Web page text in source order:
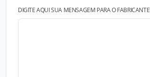
DIGITE AQUI SUA MENSAGEM PARA O FABRICANTE